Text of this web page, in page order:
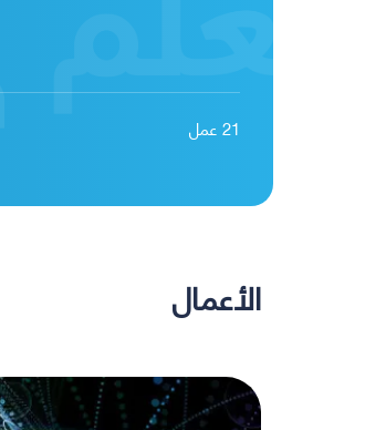
21عمل
الأعمال